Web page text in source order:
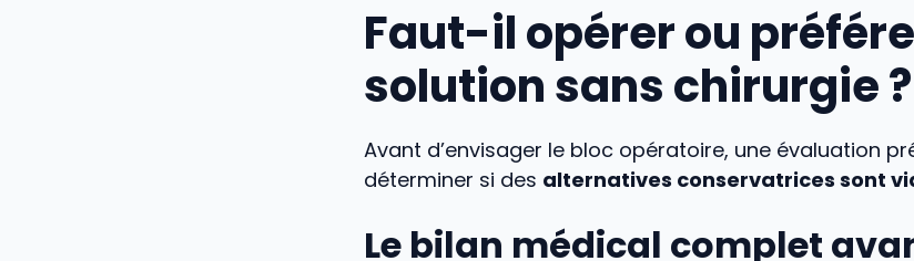
Faut-il opérer ou
solution sans chirurgie ?
Avant d’envisager le bloc opératoire, une évaluation
déterminer si des alternatives conservatrices sont
Le bilan médical complet